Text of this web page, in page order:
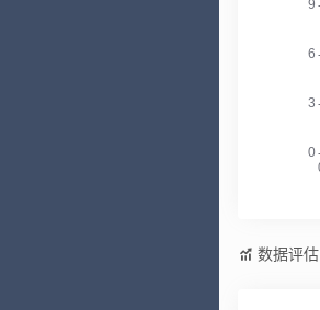
数据评估